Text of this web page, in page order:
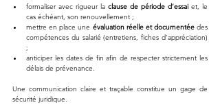
formaliser avec rigueur la clause de période d’essai et, le
cas échéant, son renouvellement ;
mettre en place une évaluation réelle et documentée des
compétences du salarié (entretiens, fiches d’appréciation)
;
anticiper les dates de fin afin de respecter strictement les
délais de prévenance.
Une communication claire et traçable constitue un gage de
sécurité juridique.